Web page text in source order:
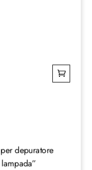
depuratore